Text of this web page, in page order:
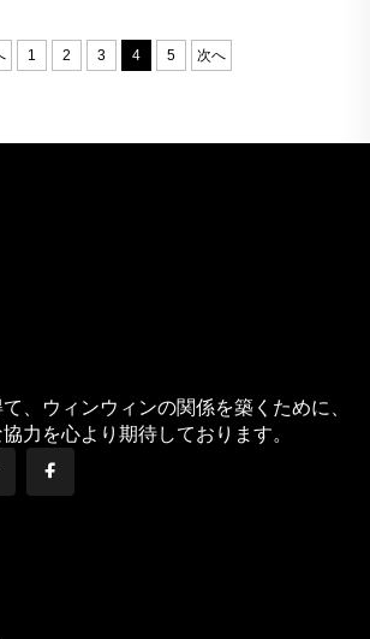
1 2 3 4 5 次へ
、ウィンウィンの関係を築くために、
力を心より期待しております。